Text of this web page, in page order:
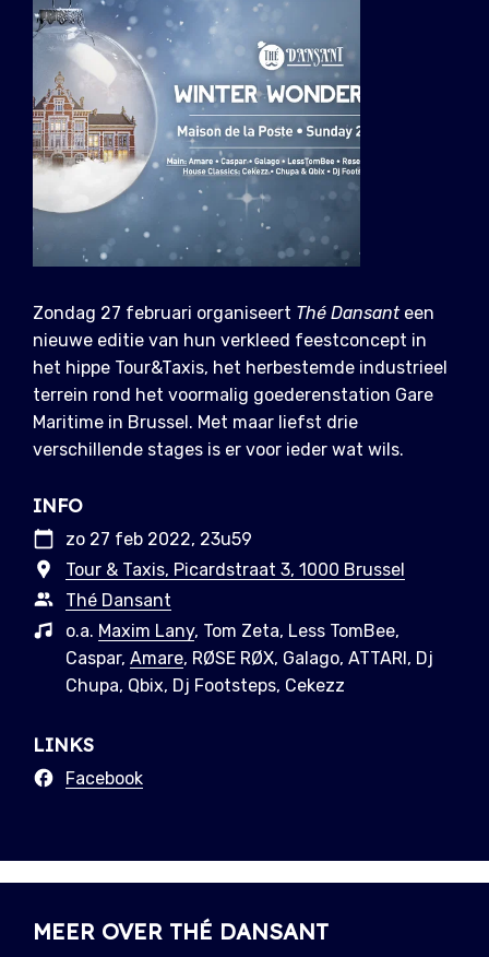
Zondag 27 februari organiseert Thé Dansanteen
nieuwe editie van hun verkleed feestconcept in
het hippe Tour&Taxis, het herbestemde industrieel
terrein rond het voormalig goederenstation Gare
Maritime in Brussel. Met maar liefst drie
verschillende stages is er voor ieder wat wils.
INFO
zo 27 feb 2022, 23u59
Tour & Taxis, Picardstraat 3, 1000 Brussel
Thé Dansant
o.a. Maxim Lany, Tom Zeta, Less TomBee,
Caspar, Amare, RØSE RØX, Galago, ATTARI, Dj
Chupa, Qbix, Dj Footsteps, Cekezz
LINKS
Facebook
MEER OVER THÉ DANSANT